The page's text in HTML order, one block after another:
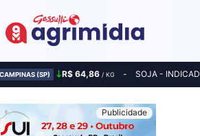
CAMPINAS (SP) R$ 64,86 / KG SOJA -